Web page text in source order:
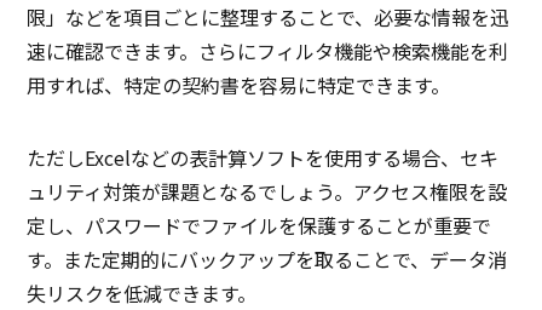
限」などを項目ごとに整理することで、必要な情報を迅
速に確認できます。さらにフィルタ機能や検索機能を利
用すれば、特定の契約書を容易に特定できます。
ただしExcelなどの表計算ソフトを使用する場合、セキ
ュリティ対策が課題となるでしょう。アクセス権限を設
定し、パスワードでファイルを保護することが重要で
す。また定期的にバックアップを取ることで、データ消
失リスクを低減できます。